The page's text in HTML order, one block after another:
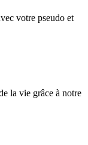
votre pseudo et
la vie grâce à notre